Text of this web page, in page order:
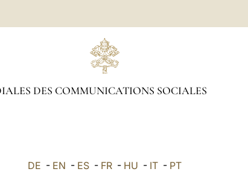
DES COMMUNICATIONS SOCIALES
DE - EN - ES- FR- HU - IT- PT